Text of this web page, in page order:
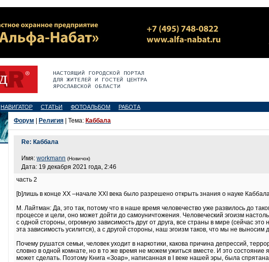
НАВИГАТОР СТАТЬИ ФОТОАЛЬБОМ РАБОТА
Форум Религия | Тема: Каббала
Re: Каббала
Имя: workmann (Новичок)
Дата: 19 декабря 2021 года, 2:46
часть 2
[b]лишь в конце ХХ –начале XXI века было разрешено открыть знания о науке
М. Лайтман: Да, это так, потому что в наше время человечество уже развилось до
процессе и цели, оно может дойти до самоуничтожения. Человеческий эгоизм
с одной стороны, огромную зависимость друг от друга, все страны в мире (сейчас
эта зависимость усилится), а с другой стороны, наш эгоизм таков, что мы не
Почему рушатся семьи, человек уходит в наркотики, какова причина депрессий,
словно в одной комнате, но в то же время не можем ужиться вместе. И это
может сделать. Поэтому Книга «Зоар», написанная в I веке нашей эры, была